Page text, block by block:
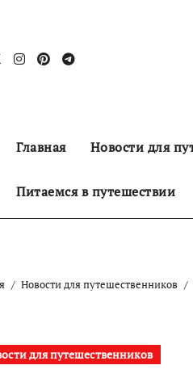
Главная Новости для
Питаемся в путешествии
Новости для путешественников
для путешественников